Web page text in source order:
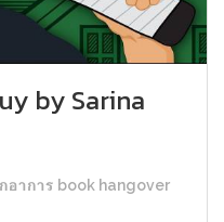
by Sarina
อาการ book hangover